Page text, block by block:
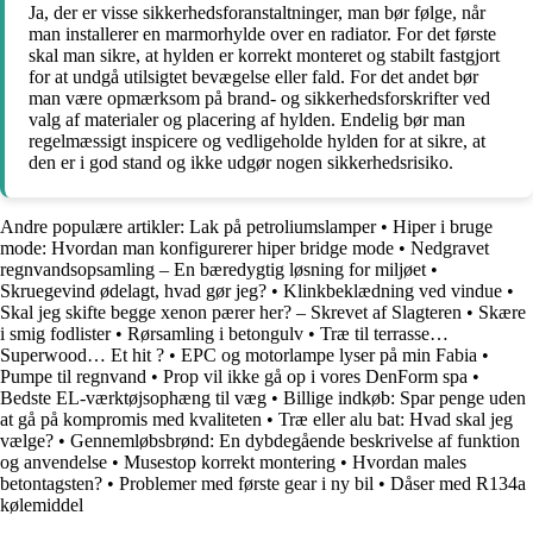
Ja, der er visse sikkerhedsforanstaltninger, man bør følge, når
man installerer en marmorhylde over en radiator. For det første
skal man sikre, at hylden er korrekt monteret og stabilt fastgjort
for at undgå utilsigtet bevægelse eller fald. For det andet bør
man være opmærksom på brand- og sikkerhedsforskrifter ved
valg af materialer og placering af hylden. Endelig bør man
regelmæssigt inspicere og vedligeholde hylden for at sikre, at
den er i god stand og ikke udgør nogen sikkerhedsrisiko.
Andre populære artikler: Lak på petroliumslamper• Hiper i bruge
mode: Hvordan man konfigurerer hiper bridge mode • Nedgravet
regnvandsopsamling – En bæredygtig løsning for miljøet •
Skruegevind ødelagt, hvad gør jeg? • Klinkbeklædning ved vindue •
Skal jeg skifte begge xenon pærer her? – Skrevet af Slagteren • Skære
i smig fodlister• Rørsamling i betongulv • Træ til terrasse…
Superwood… Et hit ? • EPC og motorlampe lyser på min Fabia •
Pumpe til regnvand • Prop vil ikke gå op i vores DenForm spa •
Bedste EL-værktøjsophæng til væg • Billige indkøb: Spar penge uden
at gå på kompromis med kvaliteten • Træ eller alu bat: Hvad skal jeg
vælge? • Gennemløbsbrønd: En dybdegående beskrivelse af funktion
og anvendelse • Musestop korrekt montering • Hvordan males
betontagsten? • Problemer med første gear i ny bil • Dåser med R134a
kølemiddel